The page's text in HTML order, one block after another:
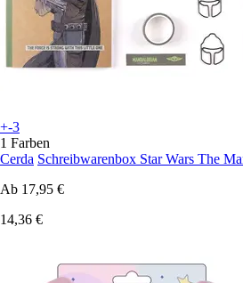
+-3
1 Farben
Cerda Schreibwarenbox Star Wars The
Ab 17,95 €
14,36 €